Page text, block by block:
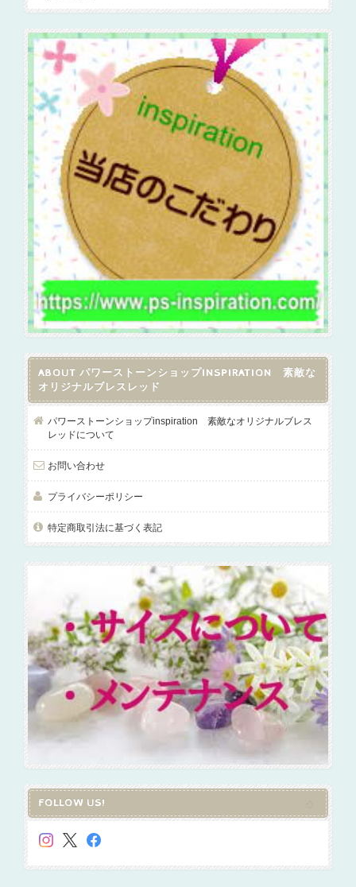
ABOUT パワーストーンショップINSPIRATION 素敵な
オリジナルブレスレッド
パワーストーンショップinspiration 素敵なオリジナルブレス
レッドについて
お問い合わせ
プライバシーポリシー
特定商取引法に基づく表記
FOLLOW US!